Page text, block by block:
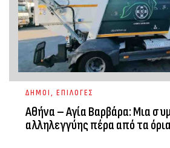
ΔΗΜΟΙ, ΕΠΙΛΟΓΕΣ
Αθήνα – Αγία Βαρβάρα: Μια
αλληλεγγύης πέρα από τα